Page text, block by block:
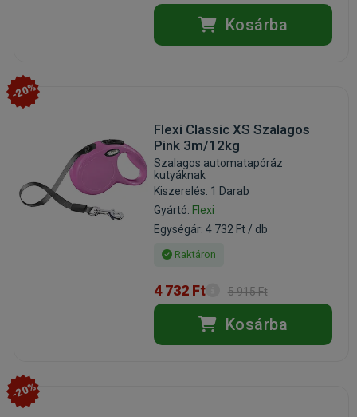
Kosárba
-20%
Flexi Classic XS Szalagos
Pink 3m/12kg
Szalagos automatapóráz
kutyáknak
Kiszerelés: 1 Darab
Gyártó: Flexi
Egységár: 4 732 Ft / db
Raktáron
4 732 Ft 5 915 Ft
Kosárba
-20%